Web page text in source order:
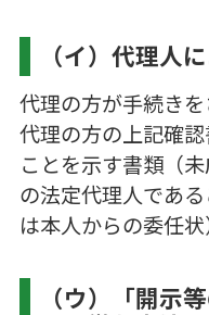
（イ）代理人
代理の方が手続き
代理の方の上記確
ことを示す書類（
の法定代理人であ
は本人からの委任状
（ウ）「開示